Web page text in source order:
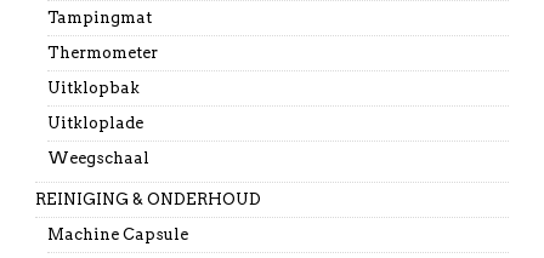
Tampingmat
Thermometer
Uitklopbak
Uitkloplade
Weegschaal
REINIGING & ONDERHOUD
Machine Capsule